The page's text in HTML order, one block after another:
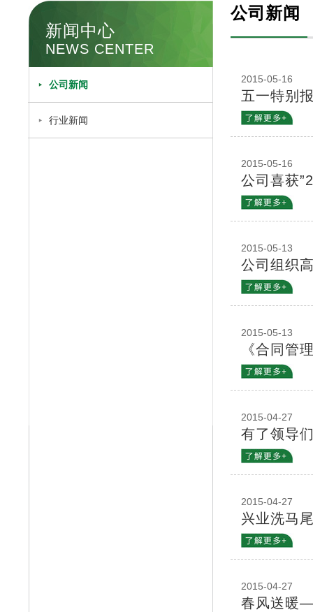
新闻中心
NEWS CENTER
公司新闻
行业新闻
公司新闻
2015-05-16
五一特别
2015-05-16
公司喜获
2015-05-13
公司组织
2015-05-13
《合同管
2015-04-27
有了领导
2015-04-27
兴业洗马
2015-04-27
春风送暖